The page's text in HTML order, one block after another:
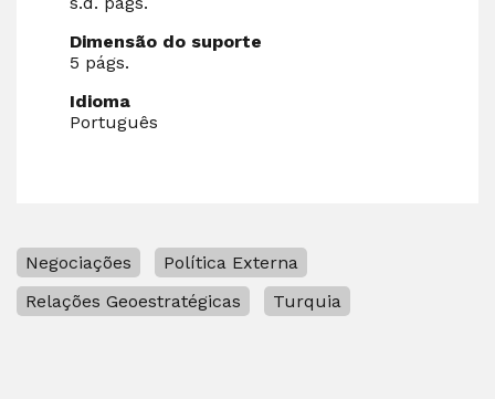
Dimensão do suporte
5 págs.
Idioma
Português
Negociações
Política Externa
Relações Geoestratégicas
Turquia